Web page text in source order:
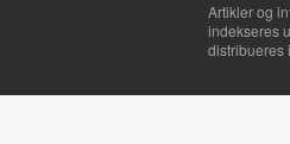
Artikler og
indekseres
distribueres